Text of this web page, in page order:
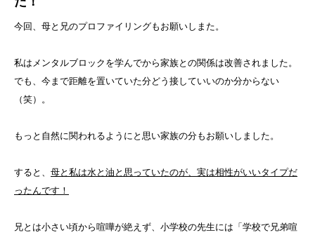
今回、母と兄のプロファイリングもお願いしまた。
私はメンタルブロックを学んでから家族との関係は改善されました。
でも、今まで距離を置いていた分どう接していいのか分からない
（笑）。
もっと自然に関われるようにと思い家族の分もお願いしました。
すると、 母と私は水と油と思っていたのが、実は相性がいいタイプだ
ったんです！
兄とは小さい頃から喧嘩が絶えず、小学校の先生には「学校で兄弟喧